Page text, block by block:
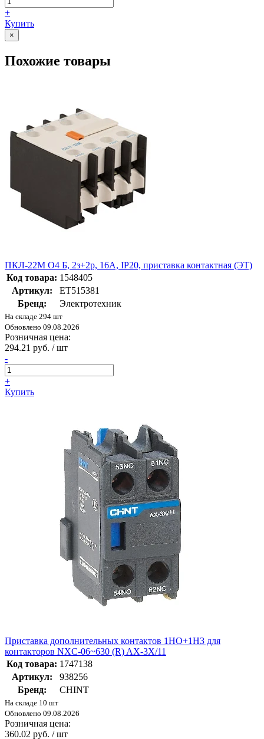
+
Купить
×
Похожие товары
ПКЛ-22М О4 Б, 2з+2р, 16А, IP20, приставка контактная (ЭТ)
Код товара: 1548405
Артикул:
ET515381
Бренд:
Электротехник
На складе 294 шт
Обновлено 09.08.2026
Розничная цена:
294.21 руб. / шт
-
+
Купить
Приставка дополнительных контактов 1НО+1НЗ для
контакторов NXC-06~630 (R) AX-3X/11
Код товара: 1747138
Артикул:
938256
Бренд:
CHINT
На складе 10 шт
Обновлено 09.08.2026
Розничная цена:
360.02 руб. / шт